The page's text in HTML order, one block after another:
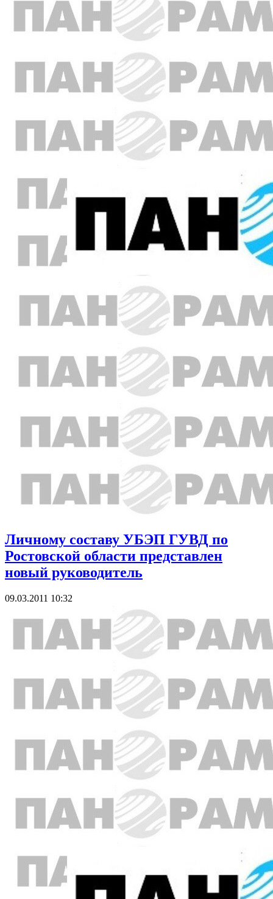
Личному составу УБЭП ГУВД по
Ростовской области представлен
новый руководитель
09.03.2011 10:32